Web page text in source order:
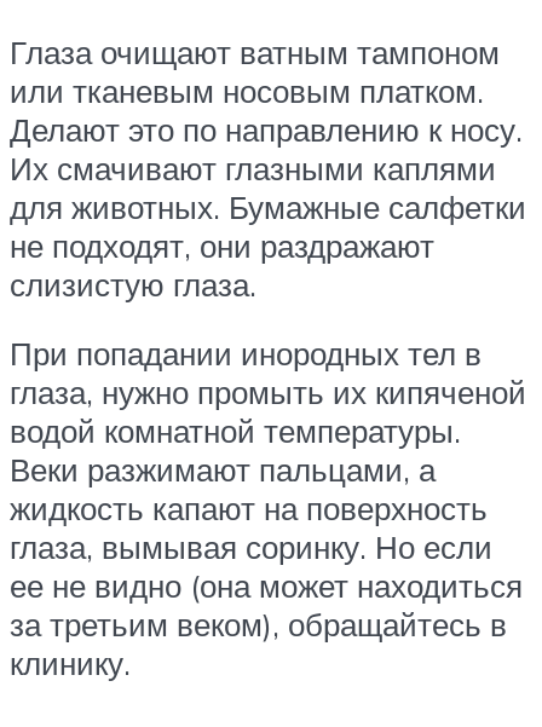
Глаза очищают ватным тампоном
или тканевым носовым платком.
Делают это по направлению к носу.
Их смачивают глазными каплями
для животных. Бумажные салфетки
не подходят, они раздражают
слизистую глаза.
При попадании инородных тел в
глаза, нужно промыть их кипяченой
водой комнатной температуры.
Веки разжимают пальцами, а
жидкость капают на поверхность
глаза, вымывая соринку. Но если
ее не видно (она может находиться
за третьим веком), обращайтесь в
клинику.